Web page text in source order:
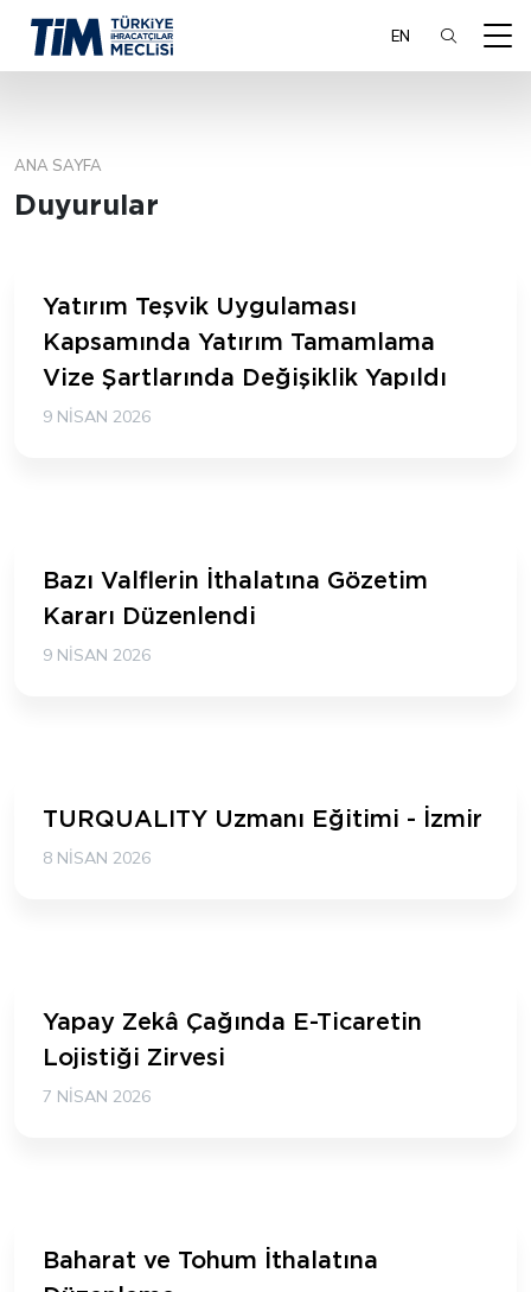
EN
ANA SAYFA
Duyurular
Yatırım Teşvik Uygulaması
Kapsamında Yatırım Tamamlama
Vize Şartlarında Değişiklik Yapıldı
9 NISAN 2026
Bazı Valflerin İthalatına Gözetim
Kararı Düzenlendi
9 NISAN 2026
TURQUALITY Uzmanı Eğitimi - İzmir
8 NISAN 2026
Yapay Zekâ Çağında E-Ticaretin
Lojistiği Zirvesi
7 NISAN 2026
Baharat ve Tohum İthalatına